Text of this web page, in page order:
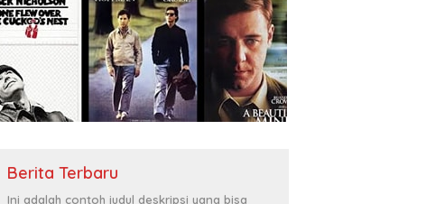
Berita Terbaru
Ini adalah contoh judul deskripsi yang bisa